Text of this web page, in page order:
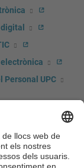
Personal UPC
marxandatge